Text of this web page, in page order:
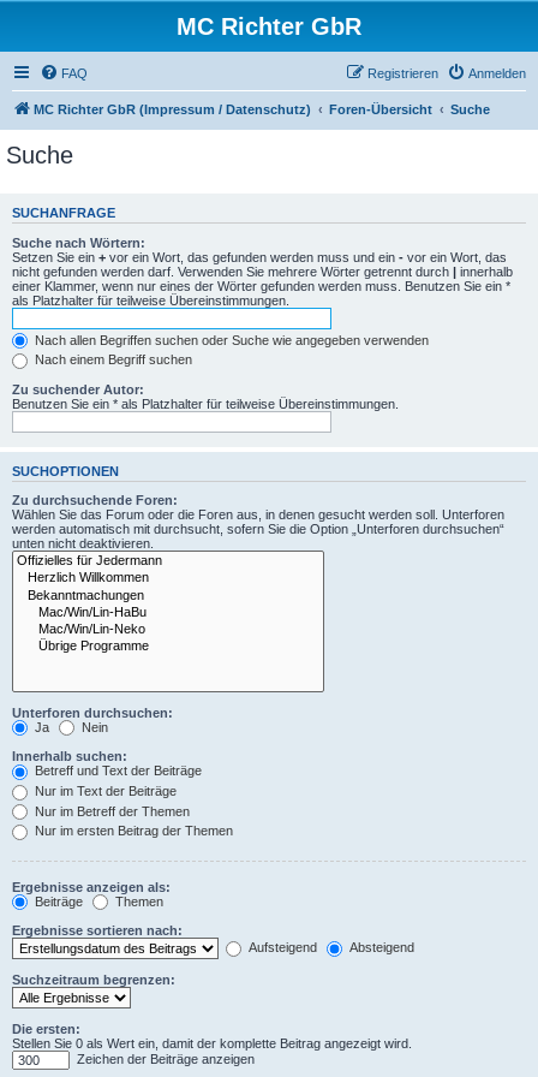
MC Richter GbR
FAQ Anmelden
Registrieren
MC Richter GbR (Impressum / Datenschutz) Foren-Übersicht Suche
Suche
SUCHANFRAGE
Suche nach Wörtern:
Setzen Sie ein + vor ein Wort, das gefunden werden muss und ein - vor ein Wort, das
nicht gefunden werden darf. Verwenden Sie mehrere Wörter getrennt durch | innerhalb
einer Klammer, wenn nur eines der Wörter gefunden werden muss. Benutzen Sie ein *
als Platzhalter für teilweise Übereinstimmungen.
Nach allen Begriffen suchen oder Suche wie angegeben verwenden
Nach einem Begriff suchen
Zu suchender Autor:
Benutzen Sie ein * als Platzhalter für teilweise Übereinstimmungen.
SUCHOPTIONEN
Zu durchsuchende Foren:
Wählen Sie das Forum oder die Foren aus, in denen gesucht werden soll. Unterforen
werden automatisch mit durchsucht, sofern Sie die Option „Unterforen durchsuchen“
unten nicht deaktivieren.
Unterforen durchsuchen:
Ja
Nein
Innerhalb suchen:
Betreff und Text der Beiträge
Nur im Text der Beiträge
Nur im Betreff der Themen
Nur im ersten Beitrag der Themen
Ergebnisse anzeigen als:
Beiträge
Themen
Ergebnisse sortieren nach:
Aufsteigend
Absteigend
Suchzeitraum begrenzen:
Die ersten:
Stellen Sie 0 als Wert ein, damit der komplette Beitrag angezeigt wird.
Zeichen der Beiträge anzeigen